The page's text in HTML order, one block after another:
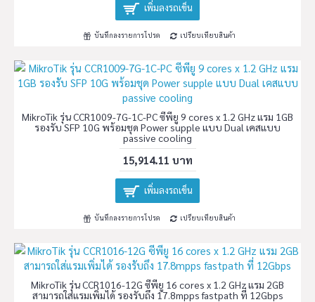
เพิ่มลงรถเข็น
บันทึกลงรายการโปรด เปรียบเทียบสินค้า
MikroTik รุ่น CCR1009-7G-1C-PC ซีพียู 9 cores x 1.2 GHz แรม 1GB
รองรับ SFP 10G พร้อมชุด Power supple แบบ Dual เคสแบบ
passive cooling
15,914.11 บาท
เพิ่มลงรถเข็น
บันทึกลงรายการโปรด เปรียบเทียบสินค้า
MikroTik รุ่น CCR1016-12G ซีพียู 16 cores x 1.2 GHz แรม 2GB
สามารถใส่แรมเพิ่มได้ รองรับถึง 17.8mpps fastpath ที่ 12Gbps